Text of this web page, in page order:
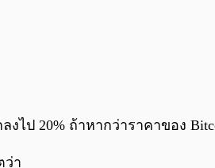
งไป 20% ถ้าหากว่าราคาของ
ว่า